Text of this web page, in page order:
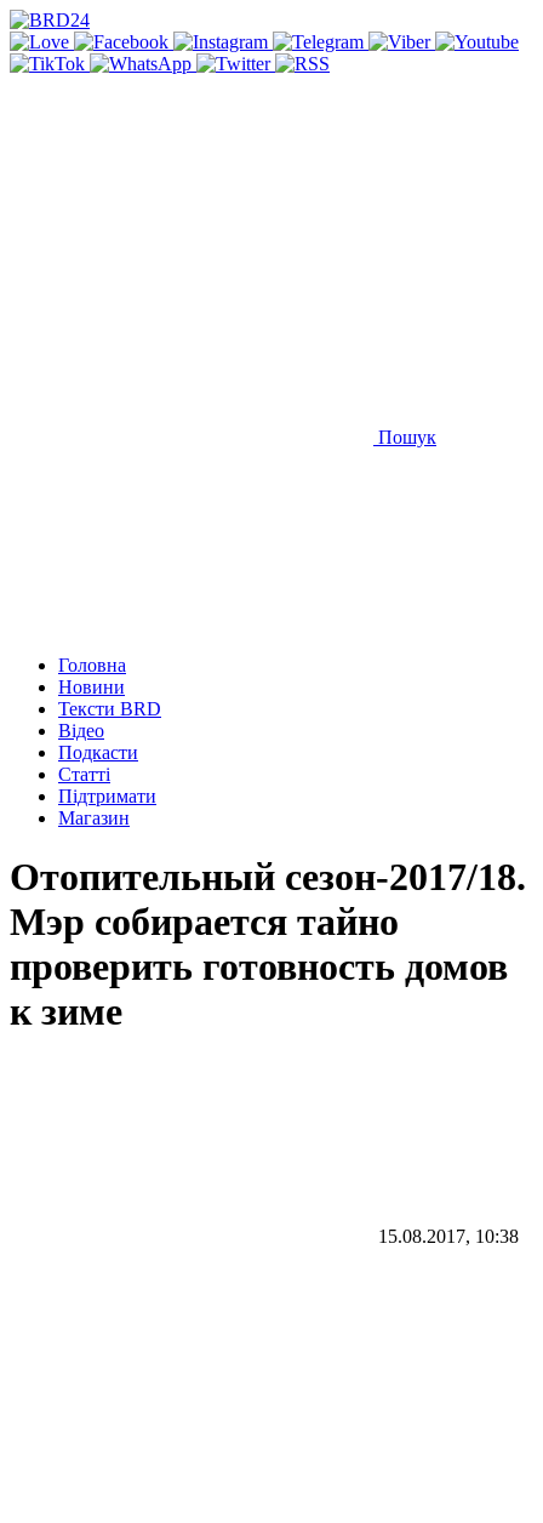
Пошук
Головна
Новини
Тексти BRD
Відео
Подкасти
Статті
Підтримати
Магазин
Отопительный сезон-2017/18.
Мэр собирается тайно
проверить готовность домов
к зиме
15.08.2017, 10:38